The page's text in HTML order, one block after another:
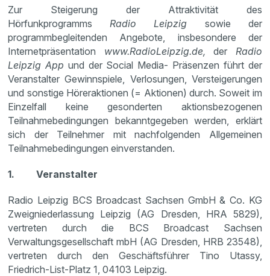
Zur Steigerung der Attraktivität des
HörfunkprogrammsRadio Leipzig sowie der
programmbegleitenden Angebote, insbesondere der
Internetpräsentation www.RadioLeipzig.de,der Radio
Leipzig App und der Social Media- Präsenzen führt der
Veranstalter Gewinnspiele, Verlosungen, Versteigerungen
und sonstige Höreraktionen (= Aktionen) durch. Soweit im
Einzelfall keine gesonderten aktionsbezogenen
Teilnahmebedingungen bekanntgegeben werden, erklärt
sich der Teilnehmer mit nachfolgenden Allgemeinen
Teilnahmebedingungen einverstanden.
1. Veranstalter
Radio Leipzig BCS Broadcast Sachsen GmbH & Co. KG
Zweigniederlassung Leipzig (AG Dresden, HRA 5829),
vertreten durch die BCS Broadcast Sachsen
Verwaltungsgesellschaft mbH (AG Dresden, HRB 23548),
vertreten durch den Geschäftsführer Tino Utassy,
Friedrich-List-Platz 1, 04103 Leipzig.